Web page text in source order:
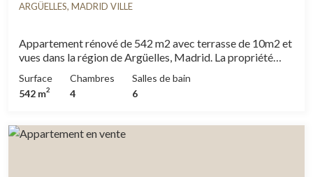
ARGÜELLES, MADRID VILLE
Appartement rénové de 542 m2 avec terrasse de 10m2 et
vues dans la région de Argüelles, Madrid. La propriété
parking, climatisation, armoires intégrées, buanderie,
balcon, chauffage et concierge.
Surface
542 m2
Chambres
4
Salles de bain
6